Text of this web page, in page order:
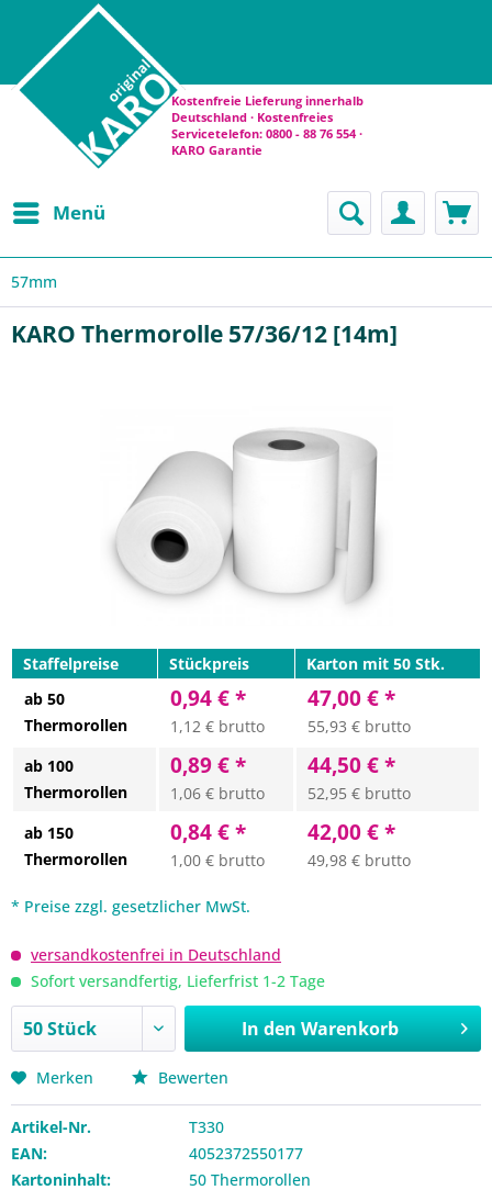
Kostenfreie Lieferung innerhalb
Deutschland · Kostenfreies
Servicetelefon: 0800 - 88 76 554 ·
KARO Garantie
Menü
57mm
KARO Thermorolle 57/36/12 [14m]
Staffelpreise Stückpreis
Karton mit 50 Stk.
ab 50
Thermorollen
0,94 € *
1,12 € brutto
47,00 € *
55,93 € brutto
ab 100
Thermorollen
0,89 € *
1,06 € brutto
44,50 € *
52,95 € brutto
ab 150
Thermorollen
0,84 € *
1,00 € brutto
42,00 € *
49,98 € brutto
* Preise zzgl. gesetzlicher MwSt.
versandkostenfrei in Deutschland
Sofort versandfertig, Lieferfrist 1-2 Tage
In den Warenkorb
Merken Bewerten
Artikel-Nr.
T330
EAN:
4052372550177
Kartoninhalt:
50 Thermorollen